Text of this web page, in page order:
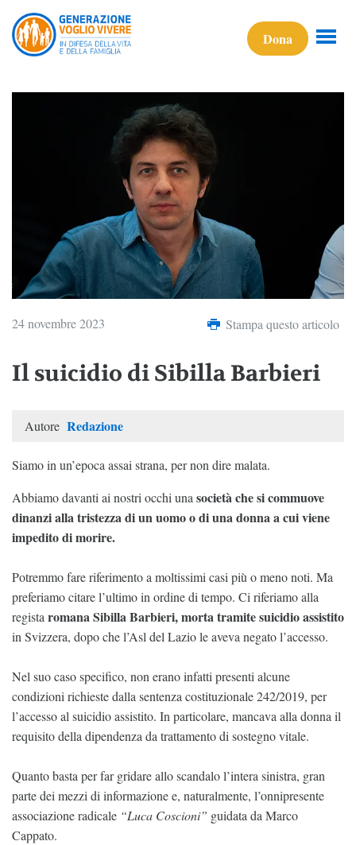
Dona
24 novembre 2023 Stampa questo articolo
Il suicidio di Sibilla Barbieri
Autore Redazione
Siamo in un’epoca assai strana, per non dire malata.
Abbiamo davanti ai nostri occhi una società che si commuove
dinanzi alla tristezza di un uomo o di una donna a cui viene
impedito di morire.
Potremmo fare riferimento a moltissimi casi più o meno noti. Ma
preferiamo citare l’ultimo in ordine di tempo. Ci riferiamo alla
regista romana Sibilla Barbieri, morta tramite suicidio assistito
in Svizzera, dopo che l’Asl del Lazio le aveva negato l’accesso.
Nel suo caso specifico, non erano infatti presenti alcune
condizioni richieste dalla sentenza costituzionale 242/2019, per
l’accesso al suicidio assistito. In particolare, mancava alla donna il
requisito della dipendenza da trattamento di sostegno vitale.
Quanto basta per far gridare allo scandalo l’intera sinistra, gran
parte dei mezzi di informazione e, naturalmente, l’onnipresente
associazione radicale “Luca Coscioni” guidata da Marco
Cappato.